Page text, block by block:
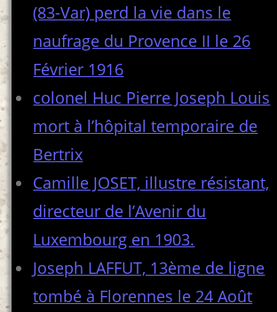
(83-Var) perd la vie dans le
naufrage du Provence II le 26
Février 1916
colonel Huc Pierre Joseph Louis
mort à l’hôpital temporaire de
Bertrix
Camille JOSET, illustre résistant,
directeur de l’Avenir du
Luxembourg en 1903.
Joseph LAFFUT, 13ème de ligne
tombé à Florennes le 24 Août